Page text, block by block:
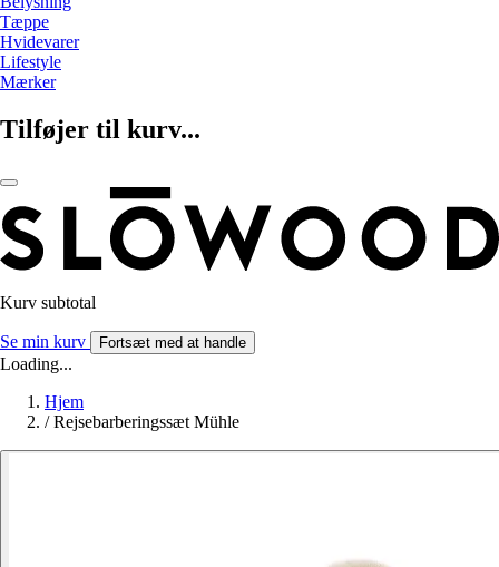
Tæppe
Hvidevarer
Lifestyle
Mærker
Tilføjer til kurv...
Kurv subtotal
Se min kurv Fortsæt med at handle
Loading...
Hjem
/ Rejsebarberingssæt Mühle